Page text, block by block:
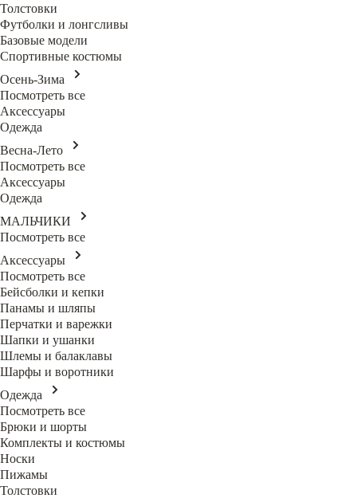
Толстовки
Футболки и лонгсливы
Базовые модели
Спортивные костюмы
Осень-Зима
Посмотреть все
Аксессуары
Одежда
Весна-Лето
Посмотреть все
Аксессуары
Одежда
МАЛЬЧИКИ
Посмотреть все
Аксессуары
Посмотреть все
Бейсболки и кепки
Панамы и шляпы
Перчатки и варежки
Шапки и ушанки
Шлемы и балаклавы
Шарфы и воротники
Одежда
Посмотреть все
Брюки и шорты
Комплекты и костюмы
Носки
Пижамы
Толстовки